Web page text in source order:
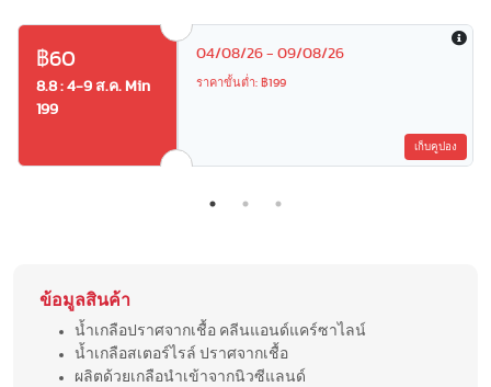
฿60
8.8 : 4-9 ส.ค. Min
199
04/08/26 - 09/08/26
ราคาขั้นต่ำ: ฿199
เก็บคูปอง
ข้อมูลสินค้า
น้ำเกลือปราศจากเชื้อ คลีนแอนด์แคร์ซาไลน์
น้ำเกลือสเตอร์ไรล์ ปราศจากเชื้อ
ผลิตด้วยเกลือนำเข้าจากนิวซีแลนด์